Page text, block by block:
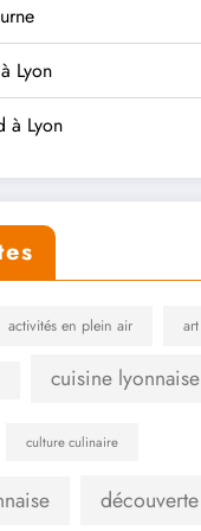
Lyon
à Lyon
activités en plein air art
cuisine lyonnaise
culture culinaire
découverte